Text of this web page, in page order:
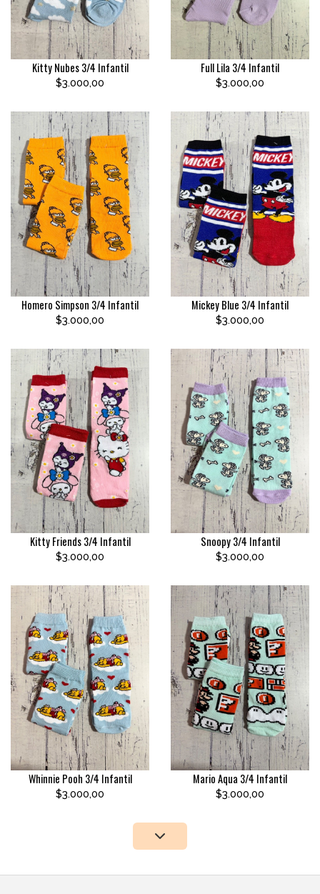
Kitty Nubes 3/4 Infantil
$3.000,00
Full Lila 3/4 Infantil
$3.000,00
Homero Simpson 3/4 Infantil
$3.000,00
Mickey Blue 3/4 Infantil
$3.000,00
Kitty Friends 3/4 Infantil
$3.000,00
Snoopy 3/4 Infantil
$3.000,00
Whinnie Pooh 3/4 Infantil
$3.000,00
Mario Aqua 3/4 Infantil
$3.000,00